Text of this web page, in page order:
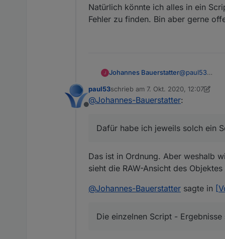
Natürlich könnte ich alles in ein
Fehler zu finden. Bin aber gerne
Johannes Bauerstatter@paul53
Ich bau mir
Dafür habe
const EG = [
    ];
{
+
const EG =
    ];
{
einen Fehler
Offline
paul53schrieb am 7. Okt. 2020, 12:07
zuletzt editiert von paul5310. Juli
@Johannes-Bauerstatter:
Dafür habe ich jeweils solch ein
Das ist in Ordnung. Aber weshalb
sieht die RAW-Ansicht des
@Johannes-Bauerstatter sagte in
Die einzelnen Script -